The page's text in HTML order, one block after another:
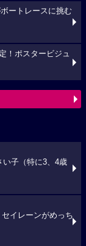
ートレースに挑む
！ポスタービジュ
い子（特に3、4歳
イレーンがめっち